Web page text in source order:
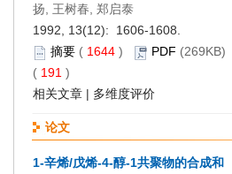
扬, 王树春, 郑启泰
1992, 13(12): 1606-1608.
摘要 ( 1644 ) PDF (269KB)
( 191 )
相关文章 | 多维度评价
论文
1-辛烯/戊烯-4-醇-1共聚物的合成和